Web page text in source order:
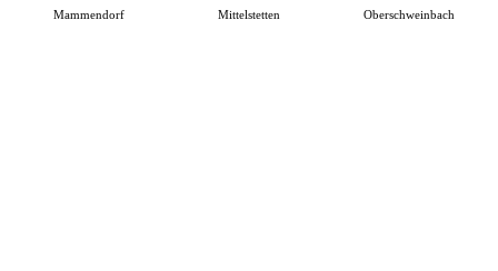
Mammendorf Mittelstetten Oberschweinbach